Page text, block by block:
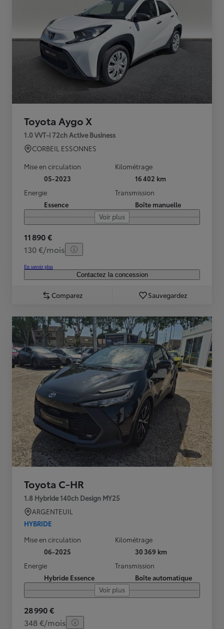
Toyota Aygo X
1.0 VVT-i 72ch Active Business
CORBEIL ESSONNES
Mise en circulation
05-2023
Kilométrage
16 402 km
Energie
Essence
Transmission
Boîte manuelle
Voir plus
11 890 €
130 €/mois
En savoir plus
Contactez la concession
Comparez Sauvegardez
Toyota C-HR
1.8 Hybride 140ch Design MY25
ARGENTEUIL
HYBRIDE
Mise en circulation
06-2025
Kilométrage
30 369 km
Energie
Hybride Essence
Transmission
Boîte automatique
Voir plus
28 990 €
348 €/mois